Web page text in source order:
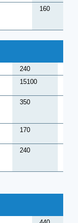
160
240
15100
350
170
240